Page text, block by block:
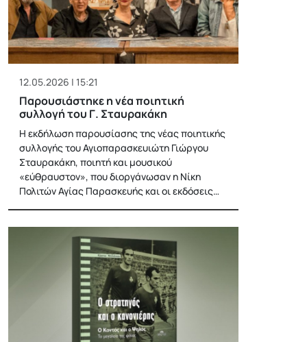
12.05.2026 | 15:21
Παρουσιάστηκε η νέα ποιητική
συλλογή του Γ. Σταυρακάκη
Η εκδήλωση παρουσίασης της νέας ποιητικής
συλλογής του Αγιοπαρασκευιώτη Γιώργου
Σταυρακάκη, ποιητή και μουσικού
«εύθραυστον», που διοργάνωσαν η Νίκη
Πολιτών Αγίας Παρασκευής και οι εκδόσεις…